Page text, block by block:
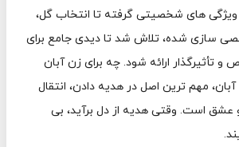
ویژگی های شخصیتی گرفته تا انتخاب گل،
سازی شده، تلاش شد تا دیدی جامع برای
تأثیرگذار ارائه شود. چه برای زن آبان
مهم ترین اصل در هدیه دادن، انتقال
است. وقتی هدیه از دل برآید، بی